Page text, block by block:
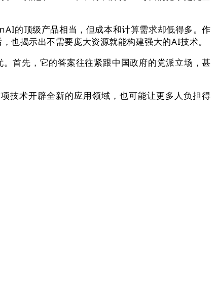
的顶级产品相当，但成本和计算需求却低得多。作
也揭示出不需要庞大资源就能构建强大的AI技术。
首先，它的答案往往紧跟中国政府的党派立场，甚
术开辟全新的应用领域，也可能让更多人负担得